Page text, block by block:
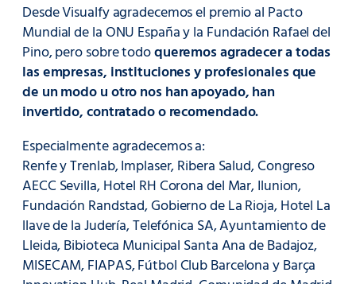
Desde Visualfy agradecemos el premio al Pacto
Mundial de la ONU España y la Fundación Rafael del
Pino, pero sobre todoqueremos agradecer a todas
las empresas, instituciones y profesionales que
de un modo u otro nos han apoyado, han
invertido, contratado o recomendado.
Especialmente agradecemos a:
Renfe y Trenlab, Implaser, Ribera Salud, Congreso
AECC Sevilla, Hotel RH Corona del Mar, Ilunion,
Fundación Randstad, Gobierno de La Rioja, Hotel La
llave de la Judería, Telefónica SA, Ayuntamiento de
Lleida, Bibioteca Municipal Santa Ana de Badajoz,
MISECAM, FIAPAS, Fútbol Club Barcelona y Barça